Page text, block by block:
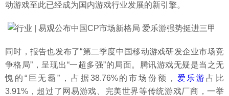
动游戏至此已经成为国内游戏行业发展的新引擎。
同时，报告也发布了“第二季度中国移动游戏研发企业市场竞
争格局”，呈现出“一超多强”的局面。腾讯游戏无疑是当之无
愧的“巨无霸”，占据38.76%的市场份额， 爱乐游 占比
3.91%，超过了网易游戏、完美世界等传统游戏厂商，一举